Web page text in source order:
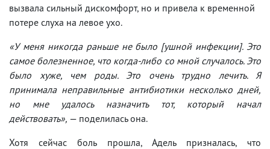
вызвала сильный дискомфорт, но и привела к временной
потере слуха на левое ухо.
«У меня никогда раньше не было [ушной инфекции]. Это
самое болезненное, что когда-либо со мной случалось. Это
было хуже, чем роды. Это очень трудно лечить. Я
принимала неправильные антибиотики несколько дней,
но мне удалось назначить тот, который начал
действовать», — поделилась она.
Хотя сейчас боль прошла, Адель призналась, что